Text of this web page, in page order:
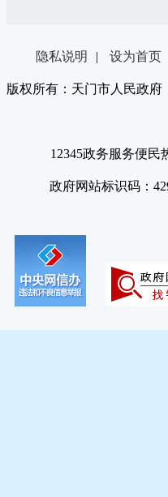
隐私说明 | 设为首页
版权所有：天门市人民政
12345政务服务便民
政府网站标识码：